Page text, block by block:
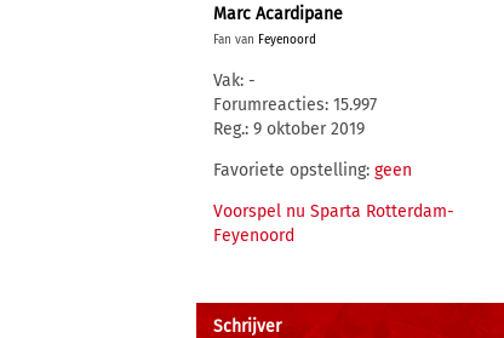
Marc Acardipane
Fan van Feyenoord
Vak: -
Forumreacties: 15.997
Reg.: 9 oktober 2019
Favoriete opstelling: geen
Voorspel nu Sparta Rotterdam-
Feyenoord
Schrijver